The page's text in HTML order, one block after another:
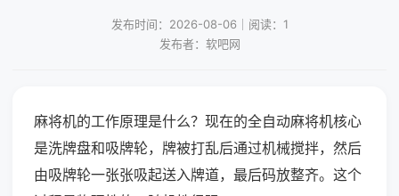
发布时间：2026-08-06｜阅读：1
发布者：软吧网
麻将机的工作原理是什么？现在的全自动麻将机核心
是洗牌盘和吸牌轮，牌被打乱后通过机械搅拌，然后
由吸牌轮一张张吸起送入牌道，最后码放整齐。这个